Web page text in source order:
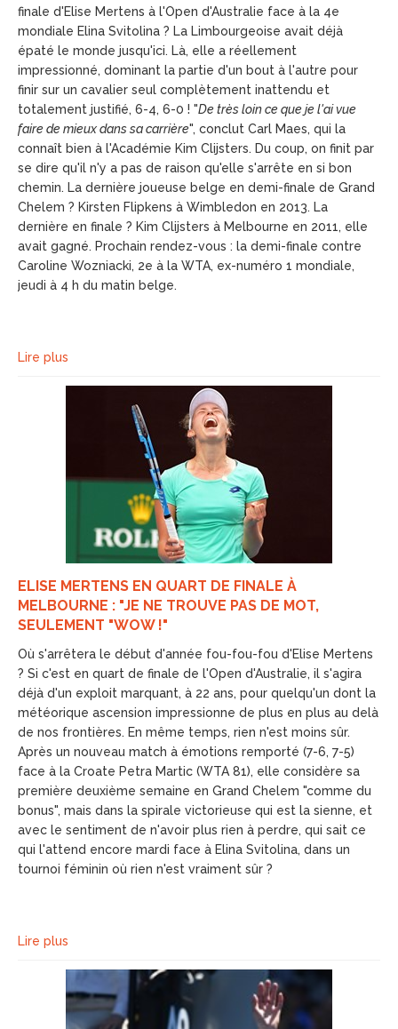
finale d'Elise Mertens à l'Open d'Australie face à la 4e
mondiale Elina Svitolina ? La Limbourgeoise avait déjà
épaté le monde jusqu'ici. Là, elle a réellement
impressionné, dominant la partie d'un bout à l'autre pour
finir sur un cavalier seul complètement inattendu et
totalement justifié, 6-4, 6-0 ! "De très loin ce que je l'ai vue
faire de mieux dans sa carrière", conclut Carl Maes, qui la
connaît bien à l'Académie Kim Clijsters. Du coup, on finit par
se dire qu'il n'y a pas de raison qu'elle s'arrête en si bon
chemin. La dernière joueuse belge en demi-finale de Grand
Chelem ? Kirsten Flipkens à Wimbledon en 2013. La
dernière en finale ? Kim Clijsters à Melbourne en 2011, elle
avait gagné. Prochain rendez-vous : la demi-finale contre
Caroline Wozniacki, 2e à la WTA, ex-numéro 1 mondiale,
jeudi à 4 h du matin belge.
Lire plus
ELISE MERTENS EN QUART DE FINALE À
MELBOURNE : "JE NE TROUVE PAS DE MOT,
SEULEMENT "WOW !"
Où s'arrêtera le début d'année fou-fou-fou d'Elise Mertens
? Si c'est en quart de finale de l'Open d'Australie, il s'agira
déjà d'un exploit marquant, à 22 ans, pour quelqu'un dont la
météorique ascension impressionne de plus en plus au delà
de nos frontières. En même temps, rien n'est moins sûr.
Après un nouveau match à émotions remporté (7-6, 7-5)
face à la Croate Petra Martic (WTA 81), elle considère sa
première deuxième semaine en Grand Chelem "comme du
bonus", mais dans la spirale victorieuse qui est la sienne, et
avec le sentiment de n'avoir plus rien à perdre, qui sait ce
qui l'attend encore mardi face à Elina Svitolina, dans un
tournoi féminin où rien n'est vraiment sûr ?
Lire plus